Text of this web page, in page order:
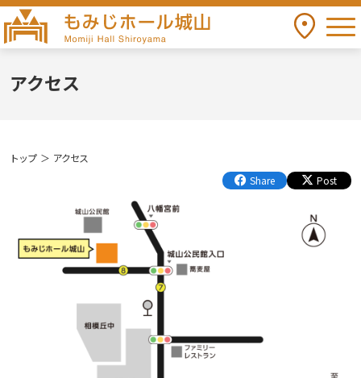
もみじホール城山 Momiji Hall Shiroyama
アクセス
アクセス
トップ
アクセス
Share
Post